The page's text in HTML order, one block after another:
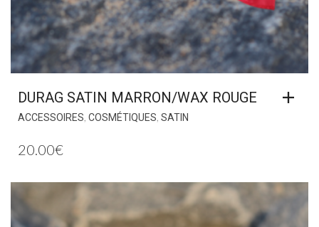
DURAG SATIN MARRON/WAX ROUGE
ACCESSOIRES COSMÉTIQUES SATIN
20.00€